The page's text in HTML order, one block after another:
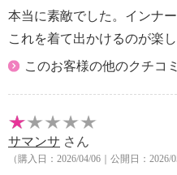
本当に素敵でした。インナ
これを着て出かけるのが楽し
このお客様の他のクチコ
サマンサ さん
（購入日：2026/04/06｜公開日：2026/